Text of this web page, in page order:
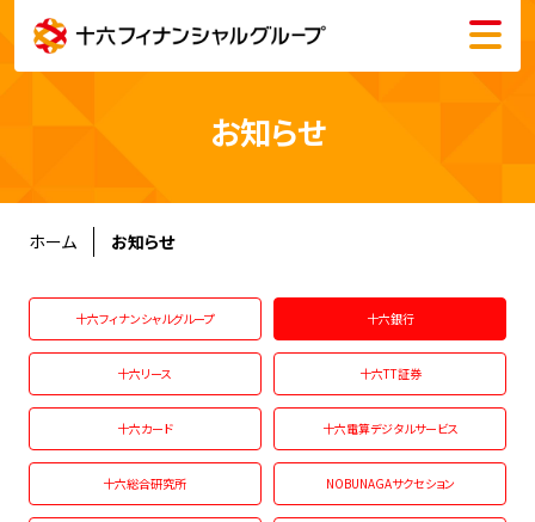
メニュー
会社情報
サステナビリティ
採用情報
English
お知らせ
ホーム お知らせ
十六フィナンシャルグループ 十六銀行
十六リース 十六TT証券
十六カード 十六電算デジタルサービス
十六総合研究所 NOBUNAGAサクセション